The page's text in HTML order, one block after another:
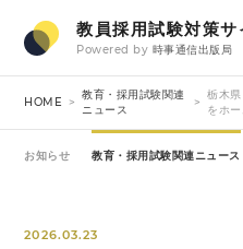
教員採用試験対策サ
Powered by 時事通信出版局
HOME
教育・採用試験関連
ニュース
栃木
をホ
お知らせ 教育・採用試験関連ニュース
2026.03.23